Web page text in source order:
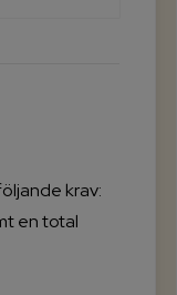
krav:
en total